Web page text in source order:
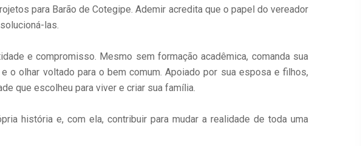
para Barão de Cotegipe. Ademir acredita que o papel do vereador
las.
e compromisso. Mesmo sem formação acadêmica, comanda sua
olhar voltado para o bem comum. Apoiado por sua esposa e filhos,
que escolheu para viver e criar sua família.
história e, com ela, contribuir para mudar a realidade de toda uma